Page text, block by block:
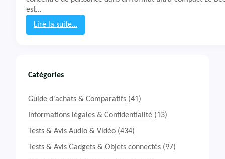
R
6
R
y
8
0
0
est…
Lire la suite…
:
A
v
i
M
i
Catégories
Guide d'achats & Comparatifs (41)
Informations légales & Confidentialité (13)
Tests & Avis Audio & Vidéo (434)
Tests & Avis Gadgets & Objets connectés (97)